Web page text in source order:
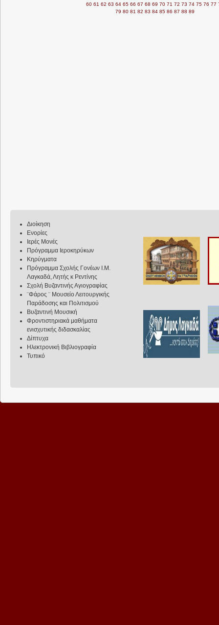
60 61 62 63 64 65 66 67 68 69 70 71 72 73 74 75 76 77
79 80 81 82 83 84 85 86 87 88 89
Διοίκηση
Ενορίες
Ιερές Μονές
Πρόγραμμα Ιεροκηρύκων
Κηρύγματα
Πρόγραμμα Σχολής Γονέων Ι.Μ.
Λαγκαδά, Λητής κ Ρεντίνης
Σχολή Βυζαντινής Αγιογραφίας
¨Φάρος ¨ Μουσείο Λειτουργικής
Παράδοσης και Πολιτισμού
Βυζαντινή Μουσική
Φροντιστηριακά μαθήματα
ενισχυτικής διδασκαλίας
Δίπτυχα
Ηλεκτρονική Βιβλιογραφία
Τυπικό